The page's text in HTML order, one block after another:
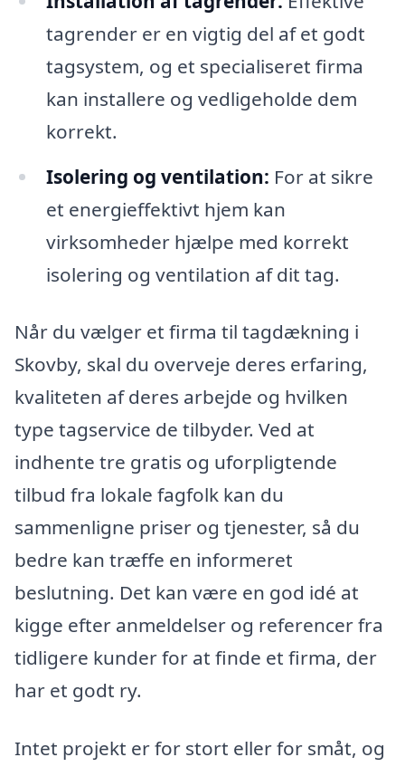
tagrender er en vigtig del af et godt
tagsystem, og et specialiseret firma
kan installere og vedligeholde dem
korrekt.
Isolering og ventilation: For at sikre
et energieffektivt hjem kan
virksomheder hjælpe med korrekt
isolering og ventilation af dit tag.
Når du vælger et firma til tagdækning i
Skovby, skal du overveje deres erfaring,
kvaliteten af ​​deres arbejde og hvilken
type tagservice de tilbyder. Ved at
indhente tre gratis og uforpligtende
tilbud fra lokale fagfolk kan du
sammenligne priser og tjenester, så du
bedre kan træffe en informeret
beslutning. Det kan være en god idé at
kigge efter anmeldelser og referencer fra
tidligere kunder for at finde et firma, der
har et godt ry.
Intet projekt er for stort eller for småt, og